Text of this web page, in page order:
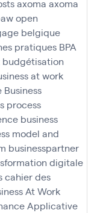
axoma axoma
open
belgique
pratiques BPA
budgétisation
at work
Business
process
business
model and
businesspartner
digitale
cahier des
At Work
Applicative